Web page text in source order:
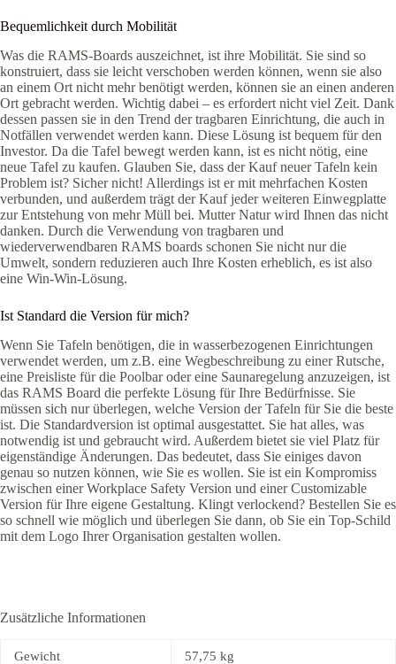
Bequemlichkeit durch Mobilität
Was die RAMS-Boards auszeichnet, ist ihre Mobilität. Sie sind so
konstruiert, dass sie leicht verschoben werden können, wenn sie also
an einem Ort nicht mehr benötigt werden, können sie an einen anderen
Ort gebracht werden. Wichtig dabei – es erfordert nicht viel Zeit. Dank
dessen passen sie in den Trend der tragbaren Einrichtung, die auch in
Notfällen verwendet werden kann. Diese Lösung ist bequem für den
Investor. Da die Tafel bewegt werden kann, ist es nicht nötig, eine
neue Tafel zu kaufen. Glauben Sie, dass der Kauf neuer Tafeln kein
Problem ist? Sicher nicht! Allerdings ist er mit mehrfachen Kosten
verbunden, und außerdem trägt der Kauf jeder weiteren Einwegplatte
zur Entstehung von mehr Müll bei. Mutter Natur wird Ihnen das nicht
danken. Durch die Verwendung von tragbaren und
wiederverwendbaren RAMS boards schonen Sie nicht nur die
Umwelt, sondern reduzieren auch Ihre Kosten erheblich, es ist also
eine Win-Win-Lösung.
Ist Standard die Version für mich?
Wenn Sie Tafeln benötigen, die in wasserbezogenen Einrichtungen
verwendet werden, um z.B. eine Wegbeschreibung zu einer Rutsche,
eine Preisliste für die Poolbar oder eine Saunaregelung anzuzeigen, ist
das RAMS Board die perfekte Lösung für Ihre Bedürfnisse. Sie
müssen sich nur überlegen, welche Version der Tafeln für Sie die beste
ist. Die Standardversion ist optimal ausgestattet. Sie hat alles, was
notwendig ist und gebraucht wird. Außerdem bietet sie viel Platz für
eigenständige Änderungen. Das bedeutet, dass Sie einiges davon
genau so nutzen können, wie Sie es wollen. Sie ist ein Kompromiss
zwischen einer Workplace Safety Version und einer Customizable
Version für Ihre eigene Gestaltung. Klingt verlockend? Bestellen Sie es
so schnell wie möglich und überlegen Sie dann, ob Sie ein Top-Schild
mit dem Logo Ihrer Organisation gestalten wollen.
Zusätzliche Informationen
Gewicht 57,75 kg